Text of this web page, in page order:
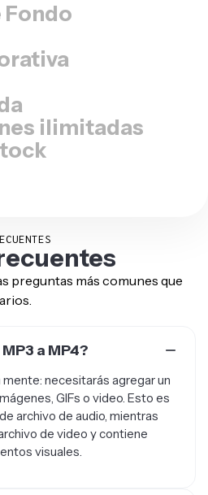
ilimitadas
preguntas más comunes que
a MP4?
mente: necesitarás agregar un
GIFs o video. Esto es
archivo de audio, mientras
de video y contiene
visuales.